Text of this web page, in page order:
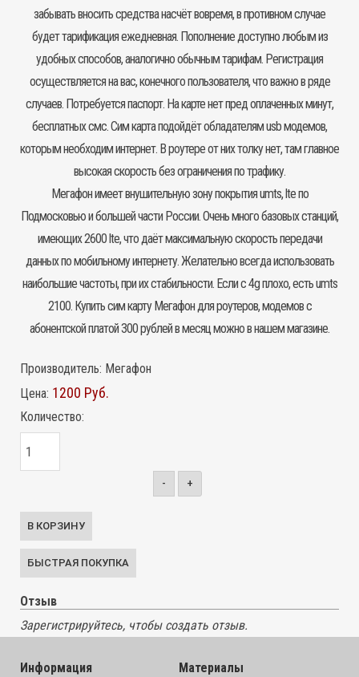
забывать вносить средства насчёт вовремя, в противном случае
будет тарификация ежедневная. Пополнение доступно любым из
удобных способов, аналогично обычным тарифам. Регистрация
осуществляется на вас, конечного пользователя, что важно в ряде
случаев. Потребуется паспорт. На карте нет пред оплаченных минут,
бесплатных смс. Сим карта подойдёт обладателям usb модемов,
которым необходим интернет. В роутере от них толку нет, там главное
высокая скорость без ограничения по трафику.
Мегафон имеет внушительную зону покрытия umts, lte по
Подмосковью и большей части России. Очень много базовых станций,
имеющих 2600 lte, что даёт максимальную скорость передачи
данных по мобильному интернету. Желательно всегда использовать
наибольшие частоты, при их стабильности. Если с 4g плохо, есть umts
2100. Купить сим карту Мегафон для роутеров, модемов с
абонентской платой 300 рублей в месяц можно в нашем магазине.
Производитель: Мегафон
Цена: 1200 Руб.
Количество:
- +
Отзыв
Зарегистрируйтесь, чтобы создать отзыв.
Информация Материалы